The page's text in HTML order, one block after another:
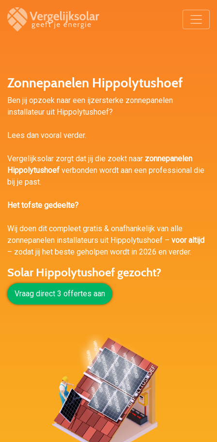
Zonnepanelen Hippolytushoef
Ben jij opzoek naar een ijzersterke zonnepanelen
installateur uit Hippolytushoef?
Lees dan vooral verder.
Vergelijksolar zorgt dat jij die zoekt naar zonnepanelen
Hippolytushoef verbonden wordt aan een professional die
bij je past.
Het tofste gedeelte?
Wij doen dit compleet gratis & onafhankelijk van alle
zonnepanelen installateurs uit Hippolytushoef – voor altijd
– zodat jij het beste geholpen wordt in 2026 en verder.
Solar Hippolytushoef gezocht?
Vraag direct 3 offertes aan